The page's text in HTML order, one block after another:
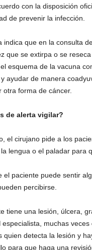
con la disposición
de prevenir la infección.
indica que en la consulta
que se extirpa o se
esquema de la vacuna
ayudar de manera
otra forma de cáncer.
de alerta vigilar?
el cirujano pide a los
lengua o el paladar para
el paciente puede sentir
percibirse.
tiene una lesión, úlcera,
especialista, muchas
quien detecta la lesión y
para que haga una